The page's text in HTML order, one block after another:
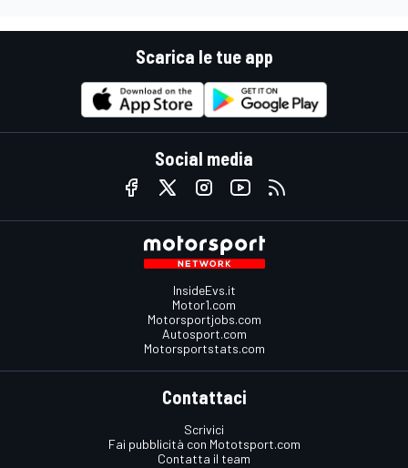
Scarica le tue app
Social media
InsideEvs.it
Motor1.com
Motorsportjobs.com
Autosport.com
Motorsportstats.com
Contattaci
Scrivici
Fai pubblicità con Mototsport.com
Contatta il team